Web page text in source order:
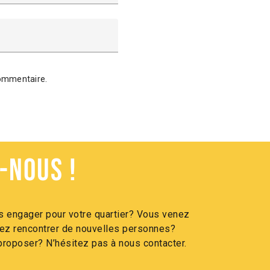
!
engager pour votre quartier? Vous venez
rencontrer de nouvelles personnes?
N’hésitez pas à nous contacter.